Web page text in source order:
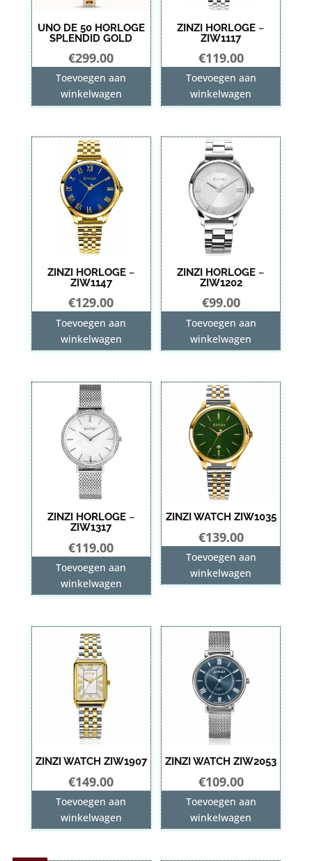
UNO DE 50 HORLOGE
SPLENDID GOLD
€299.00
Toevoegen aan
winkelwagen
ZINZI HORLOGE ~
ZIW1117
€119.00
Toevoegen aan
winkelwagen
ZINZI HORLOGE ~
ZIW1147
€129.00
Toevoegen aan
winkelwagen
ZINZI HORLOGE ~
ZIW1202
€99.00
Toevoegen aan
winkelwagen
ZINZI HORLOGE ~
ZIW1317
€119.00
Toevoegen aan
winkelwagen
ZINZI WATCH ZIW1035
€139.00
Toevoegen aan
winkelwagen
ZINZI WATCH ZIW1907
€149.00
Toevoegen aan
winkelwagen
ZINZI WATCH ZIW2053
€109.00
Toevoegen aan
winkelwagen